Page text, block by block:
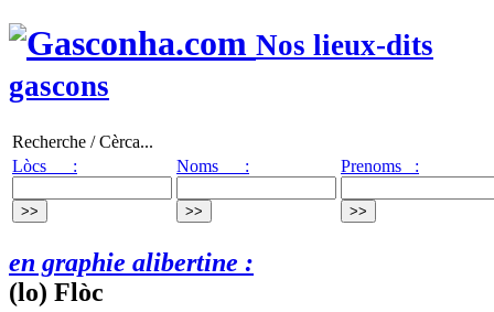
Nos lieux-dits
gascons
Recherche / Cèrca...
Lòcs :
Noms : Prenoms :
en graphie alibertine :
(lo) Flòc